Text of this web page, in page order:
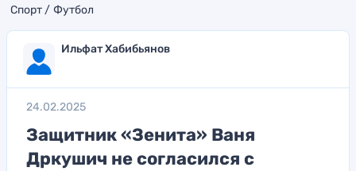
Спорт Футбол
Ильфат Хабибьянов
24.02.2025
Защитник «Зенита» Ваня
Дркушич не согласился с